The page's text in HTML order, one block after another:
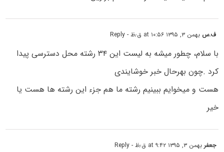
ف.س بهمن ۳, ۱۳۹۵ at ۱۰:۵۶ ق٫ظ - Reply
با سلام، چطور میشه به لیست این ۳۴ رشته محل دسترسی پیدا
کرد .چون بهرحال خبر خوشایندی
هست و میخوایم ببینیم رشته ما هم جزء این رشته ها هست یا
خیر
جعفربهمن ۳, ۱۳۹۵ at ۹:۴۲ ق٫ظ - Reply